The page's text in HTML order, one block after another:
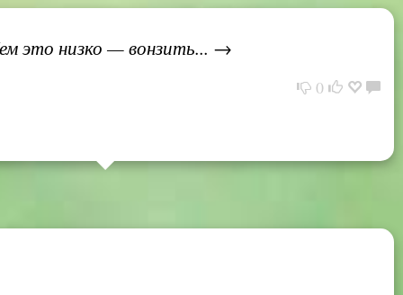
это низко — вонзить... →
0